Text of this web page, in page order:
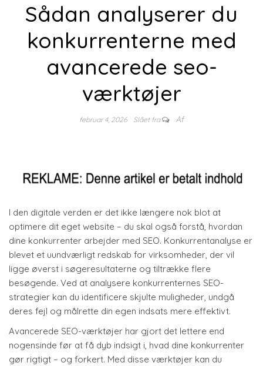
Sådan analyserer du
konkurrenterne med
avancerede seo-
værktøjer
februar 4, 2026 Slået fra Af
I den digitale verden er det ikke længere nok blot at
optimere dit eget website – du skal også forstå, hvordan
dine konkurrenter arbejder med SEO. Konkurrentanalyse er
blevet et uundværligt redskab for virksomheder, der vil
ligge øverst i søgeresultaterne og tiltrække flere
besøgende. Ved at analysere konkurrenternes SEO-
strategier kan du identificere skjulte muligheder, undgå
deres fejl og målrette din egen indsats mere effektivt.
Avancerede SEO-værktøjer har gjort det lettere end
nogensinde før at få dyb indsigt i, hvad dine konkurrenter
gør rigtigt – og forkert. Med disse værktøjer kan du